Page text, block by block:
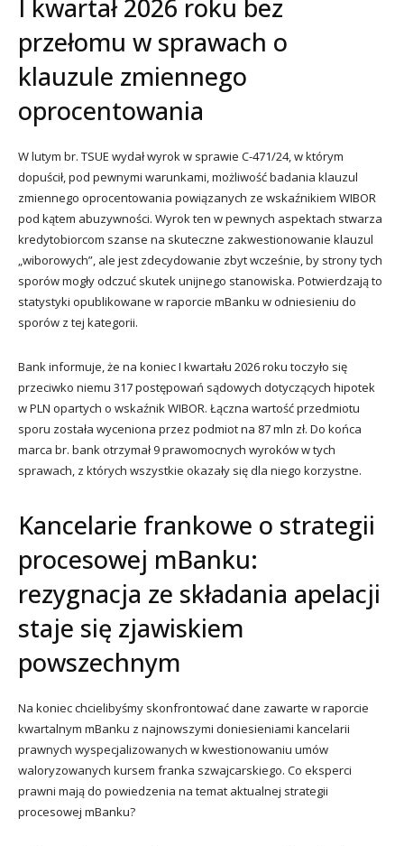
I kwartał 2026 roku bez
przełomu w sprawach o
klauzule zmiennego
oprocentowania
W lutym br. TSUE wydał wyrok w sprawie C-471/24, w którym
dopuścił, pod pewnymi warunkami, możliwość badania klauzul
zmiennego oprocentowania powiązanych ze wskaźnikiem WIBOR
pod kątem abuzywności. Wyrok ten w pewnych aspektach stwarza
kredytobiorcom szanse na skuteczne zakwestionowanie klauzul
„wiborowych”, ale jest zdecydowanie zbyt wcześnie, by strony tych
sporów mogły odczuć skutek unijnego stanowiska. Potwierdzają to
statystyki opublikowane w raporcie mBanku w odniesieniu do
sporów z tej kategorii.
Bank informuje, że na koniec I kwartału 2026 roku toczyło się
przeciwko niemu 317 postępowań sądowych dotyczących hipotek
w PLN opartych o wskaźnik WIBOR. Łączna wartość przedmiotu
sporu została wyceniona przez podmiot na 87 mln zł. Do końca
marca br. bank otrzymał 9 prawomocnych wyroków w tych
sprawach, z których wszystkie okazały się dla niego korzystne.
Kancelarie frankowe o strategii
procesowej mBanku:
rezygnacja ze składania apelacji
staje się zjawiskiem
powszechnym
Na koniec chcielibyśmy skonfrontować dane zawarte w raporcie
kwartalnym mBanku z najnowszymi doniesieniami kancelarii
prawnych wyspecjalizowanych w kwestionowaniu umów
waloryzowanych kursem franka szwajcarskiego. Co eksperci
prawni mają do powiedzenia na temat aktualnej strategii
procesowej mBanku?